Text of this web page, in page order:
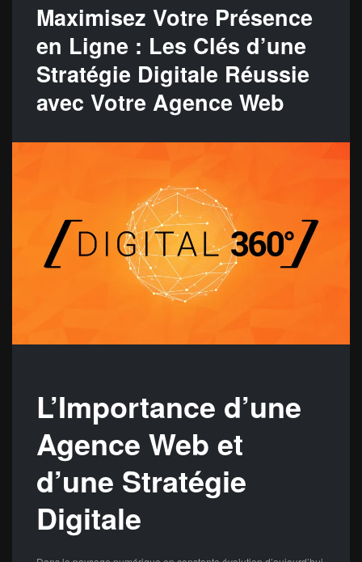
Maximisez Votre Présence
en Ligne : Les Clés d’une
Stratégie Digitale Réussie
avec Votre Agence Web
L’Importance d’une
Agence Web et
d’une Stratégie
Digitale